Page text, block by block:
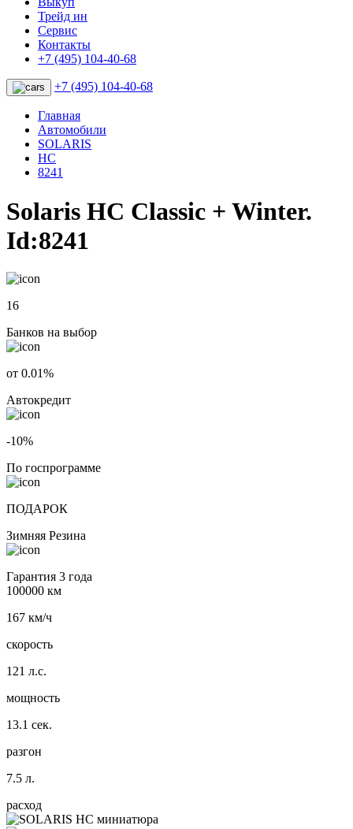
Трейд ин
Сервис
Контакты
+7 (495) 104-40-68
+7 (495) 104-40-68
Главная
Автомобили
SOLARIS
HC
8241
Solaris HC Classic + Winter.
Id:8241
16
Банков на выбор
от 0.01%
Автокредит
-10%
По госпрограмме
ПОДАРОК
Зимняя Резина
Гарантия 3 года
100000 км
167 км/ч
скорость
121 л.с.
мощность
13.1 сек.
разгон
7.5 л.
расход